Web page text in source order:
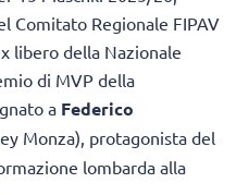
Comitato Regionale FIPAV
libero della Nazionale
di MVP della
a Federico
Monza), protagonista del
lombarda alla